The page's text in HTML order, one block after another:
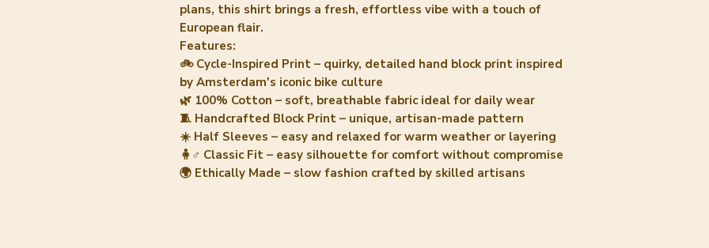
plans, this shirt brings a fresh, effortless vibe with a touch of
European flair.
Features:
🚲 Cycle-Inspired Print – quirky, detailed hand block print inspired
by Amsterdam's iconic bike culture
🌿 100% Cotton – soft, breathable fabric ideal for daily wear
🧵 Handcrafted Block Print – unique, artisan-made pattern
☀️ Half Sleeves – easy and relaxed for warm weather or layering
🧍♂️ Classic Fit – easy silhouette for comfort without compromise
🌍 Ethically Made – slow fashion crafted by skilled artisans